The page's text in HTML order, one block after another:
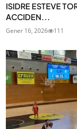
ISIDRE ESTEVE
ACCIDEN...
Gener 16, 2026 111